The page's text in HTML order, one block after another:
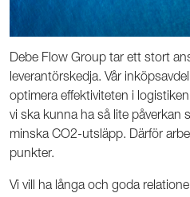
Debe Flow Group tar ett stort
leverantörskedja. Vår
optimera effektiviteten i
vi ska kunna ha så lite påverkan
minska CO2-utsläpp. Därför
punkter.
Vi vill ha långa och goda